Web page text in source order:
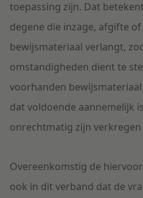
toepassing zijn. Dat
degene die inzage, afgifte
bewijsmateriaal verlangt,
omstandigheden dient te
voorhanden
dat voldoende aannemelijk
onrechtmatig zijn
Overeenkomstig de
ook in dit verband dat de